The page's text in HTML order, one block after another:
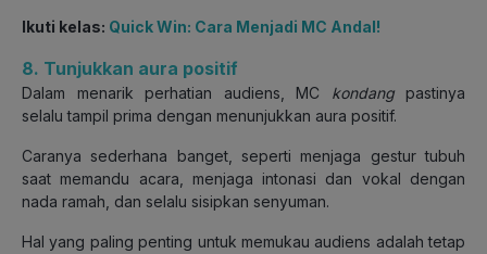
Ikuti kelas: Quick Win: Cara Menjadi MC Andal!
8. Tunjukkan aura positif
Dalam menarik perhatian audiens, MC kondangpastinya
selalu tampil prima dengan menunjukkan aura positif.
Caranya sederhana banget, seperti menjaga gestur tubuh
saat memandu acara, menjaga intonasi dan vokal dengan
nada ramah, dan selalu sisipkan senyuman.
Hal yang paling penting untuk memukau audiens adalah tetap